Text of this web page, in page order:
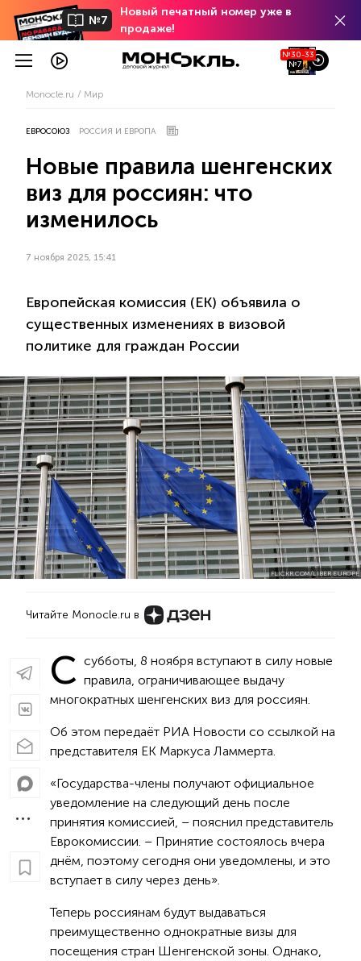
№7
Новый печатный номер уже в
продаже!
№30-33
№7
Monocle.ru Мир
ЕВРОСОЮЗ РОССИЯ И ЕВРОПА
Новые правила шенгенских
виз для россиян: что
изменилось
7 ноября 2025, 15:41
Европейская комиссия (ЕК) объявила о
существенных изменениях в визовой
политике для граждан России
FLICKR.COM/LIBER EUROPE
Читайте Monocle.ru в
С субботы, 8 ноября вступают в силу новые
правила, ограничивающее выдачу
многократных шенгенских виз для россиян.
Об этом передаёт РИА Новости со ссылкой на
представителя ЕК Маркуса Ламмерта.
«Государства-члены получают официальное
уведомление на следующий день после
принятия комиссией, – пояснил представитель
Еврокомиссии. – Принятие состоялось вчера
днём, поэтому сегодня они уведомлены, и это
вступает в силу через день».
Теперь россиянам будут выдаваться
преимущественно однократные визы для
посещения стран Шенгенской зоны. Однако,